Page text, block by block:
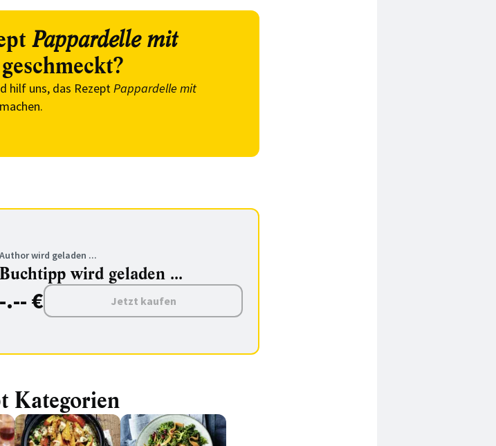
Pappardelle mit
hilf uns, das RezeptPappardelle mit
Author wird geladen ...
Buchtipp wird geladen ...
-.-- € Jetzt kaufen
Kategorien